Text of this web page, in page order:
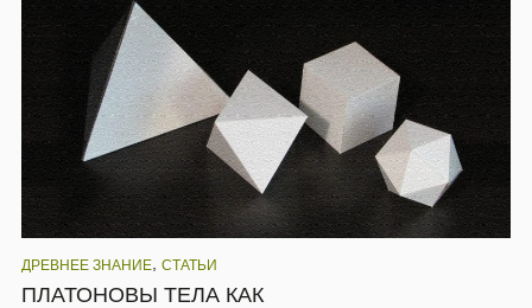
ДРЕВНЕЕ ЗНАНИЕ, СТАТЬИ
ПЛАТОНОВЫ ТЕЛА КАК